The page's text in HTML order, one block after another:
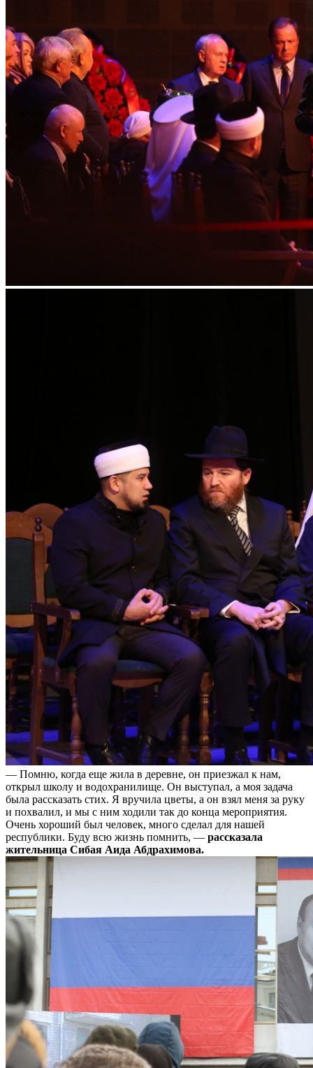
— Помню, когда еще жила в деревне, он приезжал к нам,
открыл школу и водохранилище. Он выступал, а моя задача
была рассказать стих. Я вручила цветы, а он взял меня за руку
и похвалил, и мы с ним ходили так до конца мероприятия.
Очень хороший был человек, много сделал для нашей
республики. Буду всю жизнь помнить, — рассказала
жительница Сибая Аида Абдрахимова.